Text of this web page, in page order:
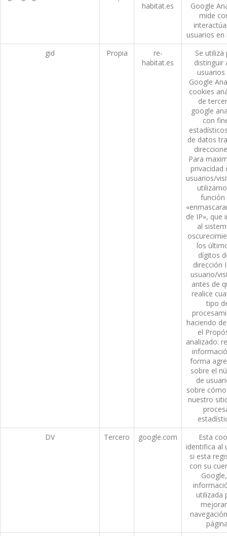
habitat.es
Google
mide
usuarios en
gid
Propia
re-
habitat.es
Se utiliza
distinguir
Google
cookies
de
google
con
de datos
Para
privacidad
usuarios/
función
de IP», que
al
los
dígitos
dirección
usuario/
antes de
realice
tipo
haciendo
el
analizado:
forma
sobre el
de
sobre
nuestro
DV
Tercero google.com
Esta
identifica al
si esta
con su
utilizada